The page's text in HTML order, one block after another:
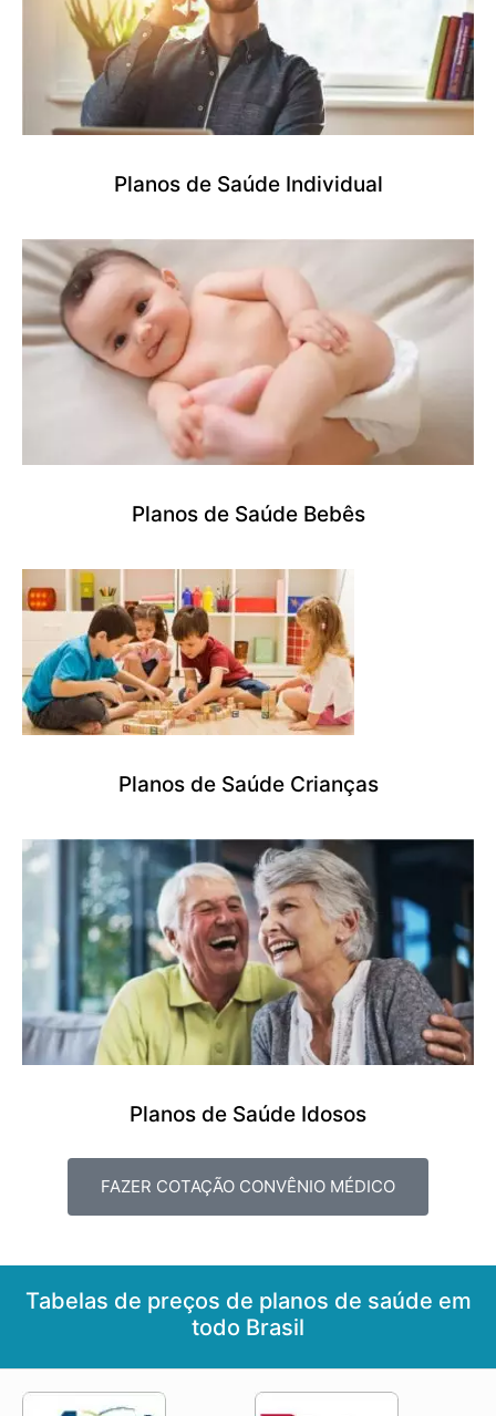
Planos de Saúde Individual
Planos de Saúde Bebês
Planos de Saúde Crianças
Planos de Saúde Idosos
FAZER COTAÇÃO CONVÊNIO MÉDICO
Tabelas de preços de planos de saúde em
todo Brasil